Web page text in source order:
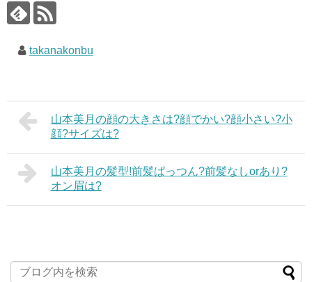
takanakonbu
山本美月の顔の大きさは?顔でかい?顔小さい?小
顔?サイズは?
山本美月の髪型!前髪ぱっつん?前髪なしorあり?
オン眉は?